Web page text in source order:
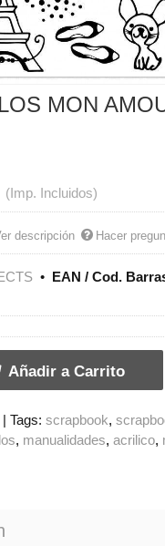
MON
(Imp. Incluidos)
descripción Hacer
• EAN / Cod.
Añadir a Carrito
Tags: scrapbook
manualidades acrilico